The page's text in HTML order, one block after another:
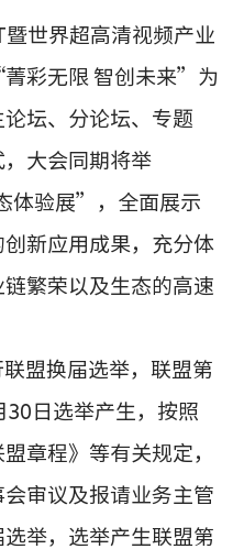
世界超高清视频产业
彩无限 智创未来”为
坛、分论坛、专题
大会同期将举
体验展”，全面展示
新应用成果，充分体
繁荣以及生态的高速
盟换届选举，联盟第
30日选举产生，按照
章程》等有关规定，
审议及报请业务主管
举，选举产生联盟第